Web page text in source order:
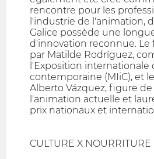
rencontre pour les
l'industrie de l'animation,
Galice possède une
d'innovation reconnue. Le
par Matilde Rodríguez,
l'Exposition internationale
contemporaine (MIiC), et
Alberto Vázquez, figure
l'animation actuelle et
prix nationaux et
CULTURE X NOURRITURE